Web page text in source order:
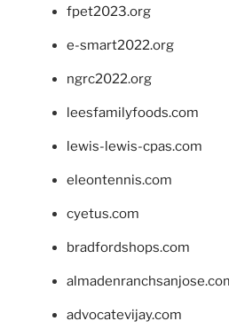
fpet2023.org
e-smart2022.org
ngrc2022.org
leesfamilyfoods.com
lewis-lewis-cpas.com
eleontennis.com
cyetus.com
bradfordshops.com
advocatevijay.com